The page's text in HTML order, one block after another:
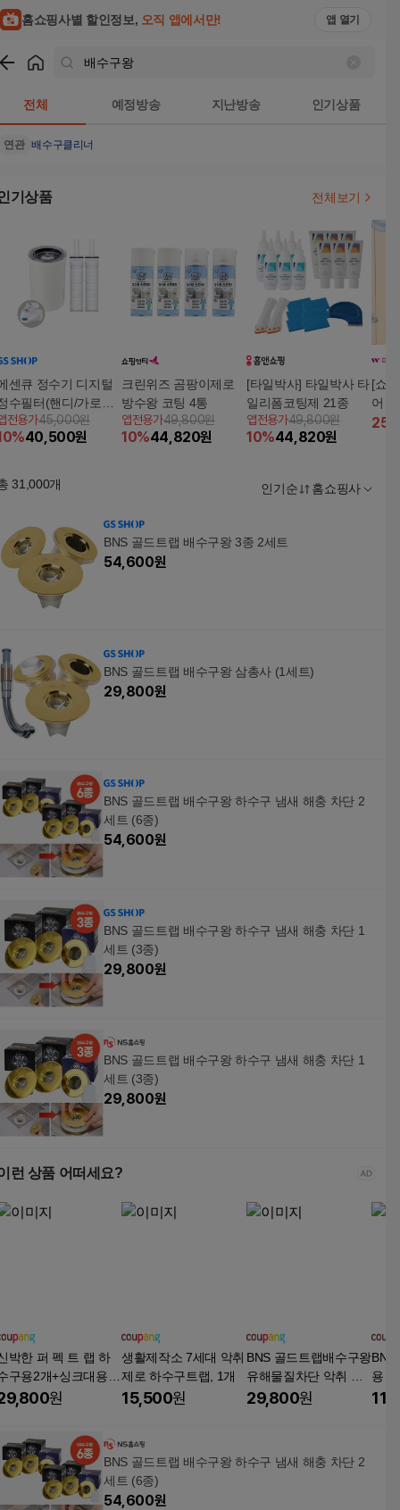
홈쇼핑사별 할인정보, 오직 앱에서만! 앱 열기
전체 예정방송 지난방송 인기상품
연관 배수구클리너
기상품 전체보기
센큐 정수기 디지털
수필터(핸디/가로형,
디필터 2입 포함)
전용가45,000원
%40,500원
크린위즈 곰팡이제로
방수왕 코팅 4통
앱전용가49,800원
10%44,820원
[타일박사] 타일박사 타
일리폼코팅제 21종
앱전용가49,800원
10%44,820원
[쇼
어
25
31,000개 인기순 홈쇼핑사
BNS 골드트랩 배수구왕 3종 2세트
54,600원
BNS 골드트랩 배수구왕 삼총사 (1세트)
29,800원
BNS 골드트랩 배수구왕 하수구 냄새 해충 차단 2
세트 (6종)
54,600원
BNS 골드트랩 배수구왕 하수구 냄새 해충 차단 1
세트 (3종)
29,800원
BNS 골드트랩 배수구왕 하수구 냄새 해충 차단 1
세트 (3종)
29,800원
런 상품 어떠세요?
박한 퍼 펙 트 랩 하
구용2개+싱크대용1
하수구왕 배수구왕
원
생활제작소 7세대 악취
제로 하수구트랩, 1개
15,500원
BNS 골드트랩배수구왕
유해물질차단 악취 세
균차단 배수구트랩
29,800원
BNS
용
BNS 골드트랩 배수구왕 하수구 냄새 해충 차단 2
세트 (6종)
54,600원